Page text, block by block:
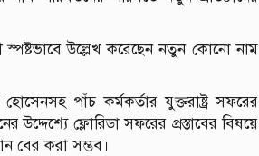
স্পষ্টভাবে উল্লেখ করেছেন নতুন কোনো নাম
পাঁচ কর্মকর্তার যুক্তরাষ্ট্র সফরের
উদ্দেশ্যে ফ্লোরিডা সফরের প্রস্তাবের বিষয়ে
বের করা সম্ভব।